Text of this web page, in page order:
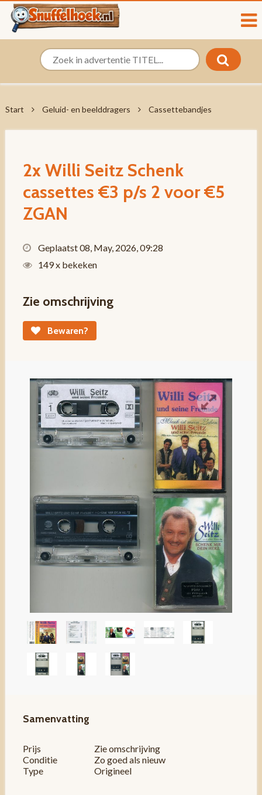
Start Geluid- en beelddragers Cassettebandjes
2x Willi Seitz Schenk
cassettes €3 p/s 2 voor €5
ZGAN
Geplaatst 08, May, 2026, 09:28
149 x bekeken
Zie omschrijving
Bewaren?
Samenvatting
Prijs
Zie omschrijving
Conditie
Zo goed als nieuw
Type
Origineel